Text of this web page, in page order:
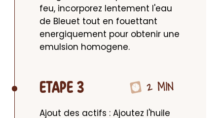
feu, incorporez lentement l'eau
de Bleuet tout en fouettant
energiquement pour obtenir une
emulsion homogene.
ETAPE 3 2 MIN
Ajout des actifs : Ajoutez l'huile